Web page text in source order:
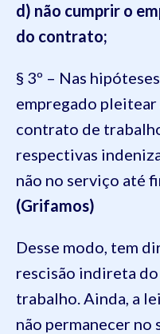
d) não cumprir o
do contrato;
§ 3º – Nas
empregado pleitear
contrato de
respectivas
não no serviço até
(Grifamos)
Desse modo, tem
rescisão indireta
trabalho. Ainda, a
não permanecer no